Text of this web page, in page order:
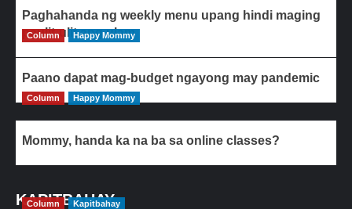
Paghahanda ng weekly menu upang hindi maging
paulit-ulit ang ulam
Column Happy Mommy
Paano dapat mag-budget ngayong may pandemic
Column Happy Mommy
Mommy, handa ka na ba sa online classes?
KAPITBAHAY
Column Kapitbahay